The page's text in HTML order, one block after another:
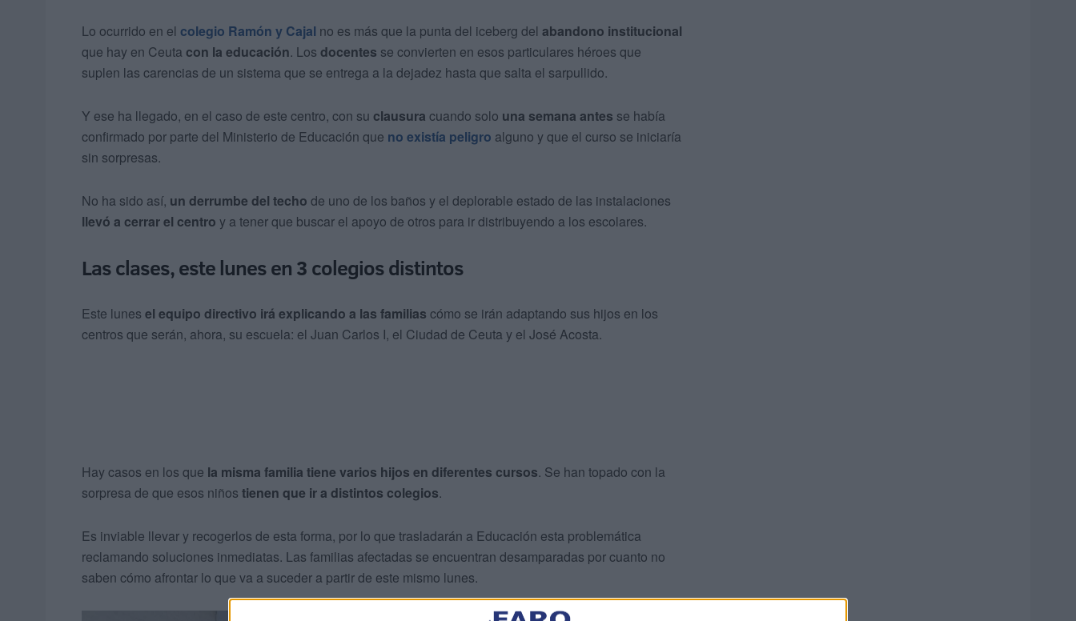
Lo ocurrido en el colegio Ramón y Cajal no es más que la punta del iceberg del abandono institucional
que hay en Ceuta con la educación. Los docentes se convierten en esos particulares héroes que
suplen las carencias de un sistema que se entrega a la dejadez hasta que salta el sarpullido.
Y ese ha llegado, en el caso de este centro, con su clausura cuando solo una semana antes se había
confirmado por parte del Ministerio de Educación que no existía peligro alguno y que el curso se iniciaría
sin sorpresas.
No ha sido así, un derrumbe del techo de uno de los baños y el deplorable estado de las instalaciones
llevó a cerrar el centro y a tener que buscar el apoyo de otros para ir distribuyendo a los escolares.
Las clases, este lunes en 3 colegios distintos
Este lunes el equipo directivo irá explicando a las familias cómo se irán adaptando sus hijos en los
centros que serán, ahora, su escuela: el Juan Carlos I, el Ciudad de Ceuta y el José Acosta.
Hay casos en los que la misma familia tiene varios hijos en diferentes cursos. Se han topado con la
sorpresa de que esos niños tienen que ir a distintos colegios.
Es inviable llevar y recogerlos de esta forma, por lo que trasladarán a Educación esta problemática
reclamando soluciones inmediatas. Las familias afectadas se encuentran desamparadas por cuanto no
saben cómo afrontar lo que va a suceder a partir de este mismo lunes.